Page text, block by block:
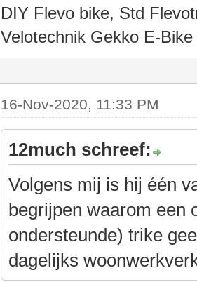
DIY Flevo bike, Std
Velotechnik Gekko E-Bike
16-Nov-2020, 11:33 PM
12much schreef:
Volgens mij is hij één
begrijpen waarom een
ondersteunde) trike
dagelijks